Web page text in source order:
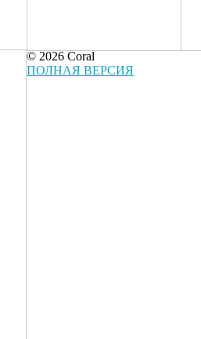
© 2026 Coral
ПОЛНАЯ ВЕРСИЯ